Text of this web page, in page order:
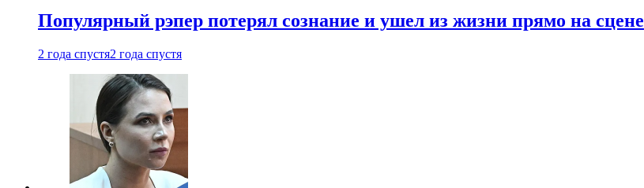
Популярный рэпер потерял сознание и ушел из жизни прямо на сцене
2 года спустя2 года спустя